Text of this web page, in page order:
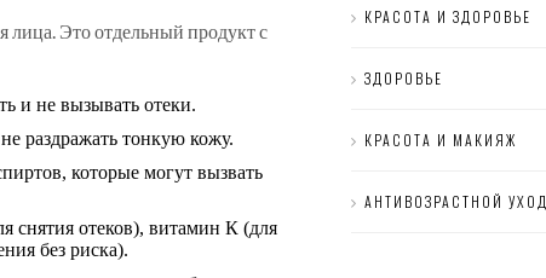
лица. Это отдельный продукт с
и не вызывать отеки.
раздражать тонкую кожу.
которые могут вызвать
отеков), витамин К (для
без риска).
КРАСОТА И ЗДОРОВЬЕ
ЗДОРОВЬЕ
КРАСОТА И МАКИЯЖ
АНТИВОЗРАСТНОЙ УХОД